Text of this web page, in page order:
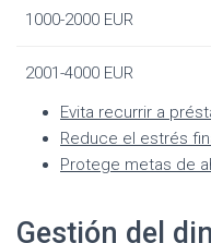
1000-2000 EUR
2001-4000 EUR
Evita recurrir a
Reduce el estrés
Protege metas de
Gestión del